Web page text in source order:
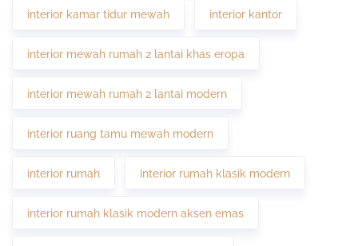
interior kamar tidur mewah interior kantor
interior mewah rumah 2 lantai khas eropa
interior mewah rumah 2 lantai modern
interior ruang tamu mewah modern
interior rumah interior rumah klasik modern
interior rumah klasik modern aksen emas